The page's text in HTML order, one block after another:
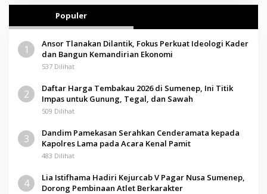
Populer
1
Ansor Tlanakan Dilantik, Fokus Perkuat Ideologi Kader
dan Bangun Kemandirian Ekonomi
537 Dilihat
2
Daftar Harga Tembakau 2026 di Sumenep, Ini Titik
Impas untuk Gunung, Tegal, dan Sawah
509 Dilihat
3
Dandim Pamekasan Serahkan Cenderamata kepada
Kapolres Lama pada Acara Kenal Pamit
483 Dilihat
4
Lia Istifhama Hadiri Kejurcab V Pagar Nusa Sumenep,
Dorong Pembinaan Atlet Berkarakter